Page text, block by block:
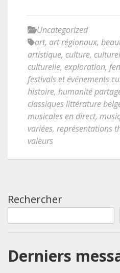
Uncategorized
art, art régionaux,
artistique, culture, culturel
culturelle, exploration,
festivals et événements
histoire, humanité
classiques littérature
musicales en direct,
variées, représentations
valeurs
Rechercher
Derniers